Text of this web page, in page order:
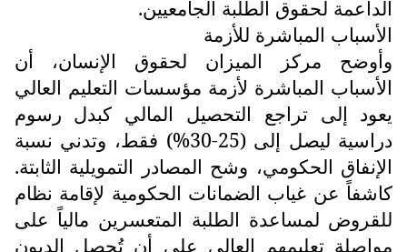
الداعمة لحقوق الطلبة الجامعيين.
الأسباب المباشرة للأزمة
وأوضح مركز الميزان لحقوق الإنسان، أن
الأسباب المباشرة لأزمة مؤسسات التعليم العالي
يعود إلى تراجع التحصيل المالي كبدل رسوم
دراسية ليصل إلى (25-30%) فقط، وتدني نسبة
الإنفاق الحكومي، وشح المصادر التمويلية الثابتة.
كاشفاً عن غياب الضمانات الحكومية لإقامة نظام
للقروض لمساعدة الطلبة المتعسرين مالياً على
مواصلة تعليمهم العالي على أن تُحصل الديون